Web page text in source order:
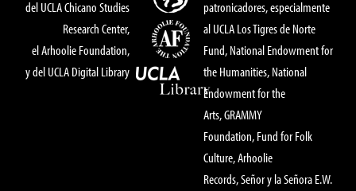
del UCLA Chicano Studies
Research Center,
el Arhoolie Foundation,
y del UCLA Digital Library
patronicadores, especialmente
al UCLA Los Tigres de Norte
Fund, National Endowment for
the Humanities, National
Endowment for the
Arts, GRAMMY
Foundation, Fund for Folk
Culture, Arhoolie
Records, Señor y la Señora E.W.